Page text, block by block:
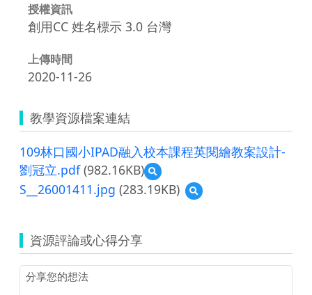
授權資訊
創用CC 姓名標示 3.0 台灣
上傳時間
2020-11-26
教學資源檔案連結
109林口國小IPAD融入校本課程英閱繪教案設計-
劉冠立.pdf(982.16KB)
預
覽
109
IPAD
S__26001411.jpg (283.19KB)
預
覽
資源評論或心得分享